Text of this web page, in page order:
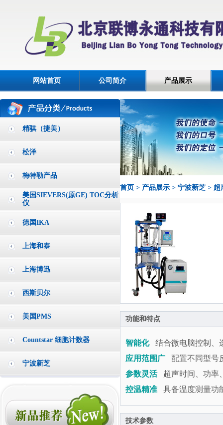
网站首页 公司简介 产品展示
精骐（捷美）
松洋
梅特勒产品
美国SIEVERS(原GE) TOC分析
仪
德国IKA
上海和泰
上海博迅
西斯贝尔
美国PMS
Countstar 细胞计数器
宁波新芝
首页 > 产品展示 > 宁波新芝 > 超
功能和特点
智能化
结合微电脑控制、
应用范围广
配置不同型号
参数灵活超声时间、功率
控温精准
具备温度测量功
技术参数